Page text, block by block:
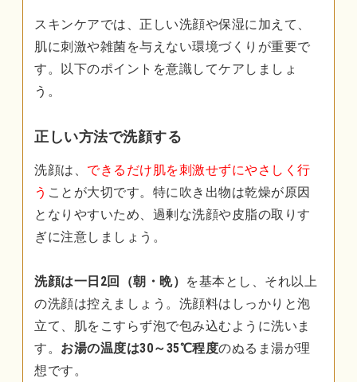
スキンケアでは、正しい洗顔や保湿に加えて、
肌に刺激や雑菌を与えない環境づくりが重要で
す。以下のポイントを意識してケアしましょ
う。
正しい方法で洗顔する
洗顔は、 できるだけ肌を刺激せずにやさしく行
う ことが大切です。特に吹き出物は乾燥が原因
となりやすいため、過剰な洗顔や皮脂の取りす
ぎに注意しましょう。
洗顔は一日2回（朝・晩） を基本とし、それ以上
の洗顔は控えましょう。洗顔料はしっかりと泡
立て、肌をこすらず泡で包み込むように洗いま
す。 お湯の温度は30～35℃程度のぬるま湯が理
想です。